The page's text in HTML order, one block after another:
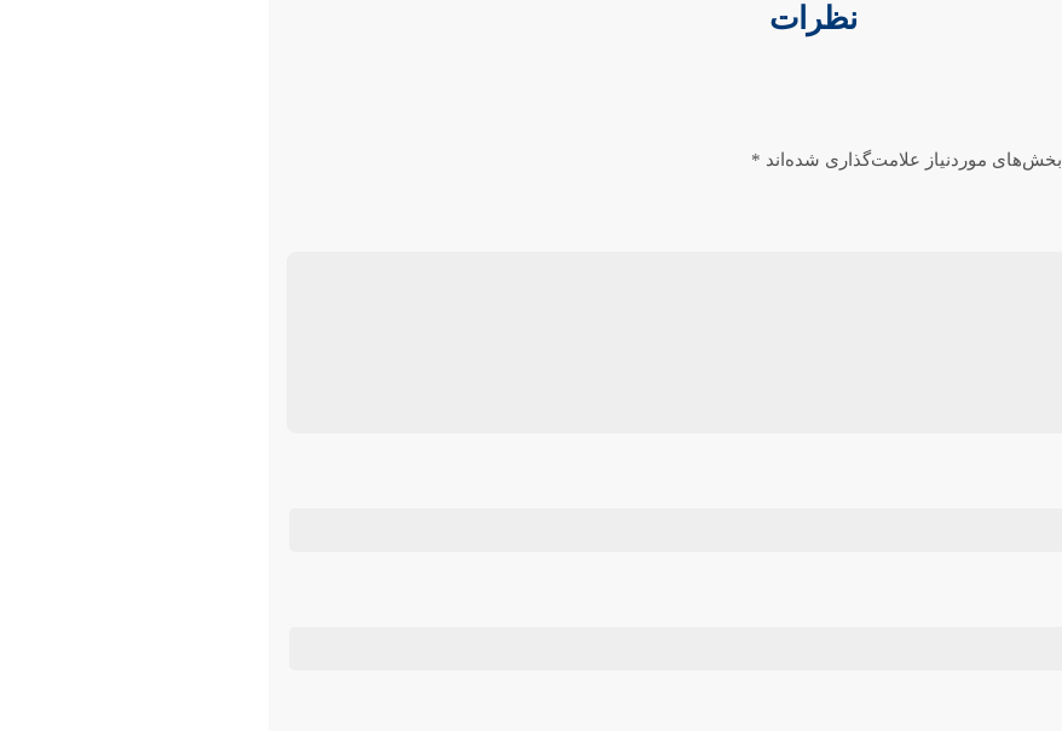
نظرات
بخش‌های موردنیاز علامت‌گذاری شده‌اند *